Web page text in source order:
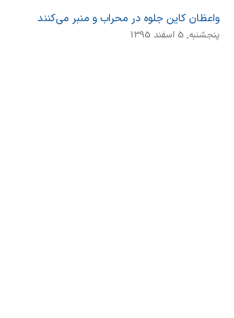
واعظان کاین جلوه در محراب و منبر می‌کنند
پنجشنبه, 5 اسفند 1395